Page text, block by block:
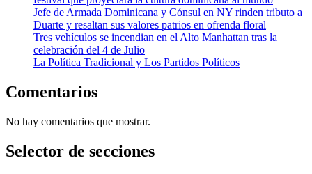
Jefe de Armada Dominicana y Cónsul en NY rinden tributo a
Duarte y resaltan sus valores patrios en ofrenda floral
Tres vehículos se incendian en el Alto Manhattan tras la
celebración del 4 de Julio
La Política Tradicional y Los Partidos Políticos
Comentarios
No hay comentarios que mostrar.
Selector de secciones